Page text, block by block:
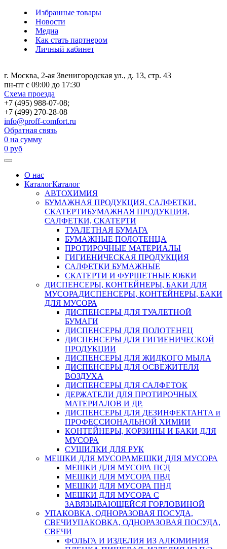
Избранные товары
Новости
Медиа
Как стать партнером
Личный кабинет
г. Москва, 2-ая Звенигородская ул., д. 13, стр. 43
пн-пт с 09:00 до 17:30
Схема проезда
+7 (495) 988-07-08;
+7 (499) 270-28-08
info@proff-comfort.ru
Обратная связь
0 на сумму
0 руб
О нас
КаталогКаталог
АВТОХИМИЯ
БУМАЖНАЯ ПРОДУКЦИЯ, САЛФЕТКИ,
СКАТЕРТИБУМАЖНАЯ ПРОДУКЦИЯ,
САЛФЕТКИ, СКАТЕРТИ
ТУАЛЕТНАЯ БУМАГА
БУМАЖНЫЕ ПОЛОТЕНЦА
ПРОТИРОЧНЫЕ МАТЕРИАЛЫ
ГИГИЕНИЧЕСКАЯ ПРОДУКЦИЯ
САЛФЕТКИ БУМАЖНЫЕ
СКАТЕРТИ И ФУРШЕТНЫЕ ЮБКИ
ДИСПЕНСЕРЫ, КОНТЕЙНЕРЫ, БАКИ ДЛЯ
МУСОРАДИСПЕНСЕРЫ, КОНТЕЙНЕРЫ, БАКИ
ДЛЯ МУСОРА
ДИСПЕНСЕРЫ ДЛЯ ТУАЛЕТНОЙ
БУМАГИ
ДИСПЕНСЕРЫ ДЛЯ ПОЛОТЕНЕЦ
ДИСПЕНСЕРЫ ДЛЯ ГИГИЕНИЧЕСКОЙ
ПРОДУКЦИИ
ДИСПЕНСЕРЫ ДЛЯ ЖИДКОГО МЫЛА
ДИСПЕНСЕРЫ ДЛЯ ОСВЕЖИТЕЛЯ
ВОЗДУХА
ДИСПЕНСЕРЫ ДЛЯ САЛФЕТОК
ДЕРЖАТЕЛИ ДЛЯ ПРОТИРОЧНЫХ
МАТЕРИАЛОВ И ДР.
ДИСПЕНСЕРЫ ДЛЯ ДЕЗИНФЕКТАНТА и
ПРОФЕССИОНАЛЬНОЙ ХИМИИ
КОНТЕЙНЕРЫ, КОРЗИНЫ И БАКИ ДЛЯ
МУСОРА
СУШИЛКИ ДЛЯ РУК
МЕШКИ ДЛЯ МУСОРАМЕШКИ ДЛЯ МУСОРА
МЕШКИ ДЛЯ МУСОРА ПСД
МЕШКИ ДЛЯ МУСОРА ПВД
МЕШКИ ДЛЯ МУСОРА ПНД
МЕШКИ ДЛЯ МУСОРА С
ЗАВЯЗЫВАЮЩЕЙСЯ ГОРЛОВИНОЙ
УПАКОВКА, ОДНОРАЗОВАЯ ПОСУДА,
СВЕЧИУПАКОВКА, ОДНОРАЗОВАЯ ПОСУДА,
СВЕЧИ
ФОЛЬГА И ИЗДЕЛИЯ ИЗ АЛЮМИНИЯ